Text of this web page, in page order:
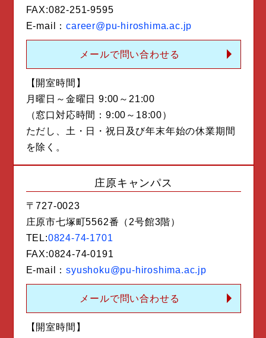
FAX:082-251-9595
E-mail：career@pu-hiroshima.ac.jp
メールで問い合わせる
【開室時間】
月曜日～金曜日 9:00～21:00
（窓口対応時間：9:00～18:00）
ただし、土・日・祝日及び年末年始の休業期間
を除く。
庄原キャンパス
〒727-0023
庄原市七塚町5562番（2号館3階）
TEL:0824-74-1701
FAX:0824-74-0191
E-mail：syushoku@pu-hiroshima.ac.jp
メールで問い合わせる
【開室時間】